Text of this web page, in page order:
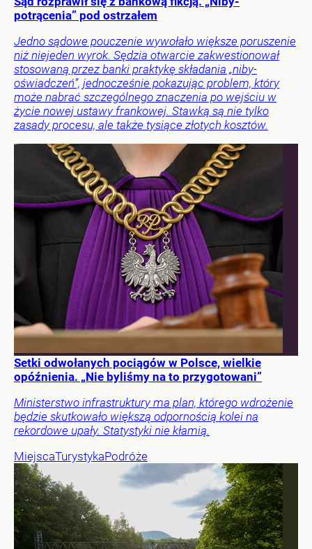
potrącenia” pod ostrzałem
Jedno sądowe pouczenie wywołało większe poruszenie
niż niejeden wyrok. Sędzia otwarcie zakwestionował
stosowaną przez banki praktykę składania „niby-
oświadczeń”, jednocześnie pokazując problem, który
może nabrać szczególnego znaczenia po wejściu w
życie nowej ustawy frankowej. Stawką są nie tylko
zasady procesu, ale także tysiące złotych kosztów.
Setki odwołanych pociągów w Polsce, wielkie
opóźnienia. „Nie byliśmy na to przygotowani”
Ministerstwo infrastruktury ma plan, którego wdrożenie
będzie skutkowało większą odpornością kolei na
rekordowe upały. Statystyki nie kłamią.
MiejscaTurystykaPodróże